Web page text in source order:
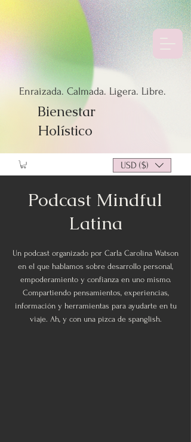
Enraizada. Calmada. Ligera. Libre.
Bienestar
Holístico
USD ($)
Podcast Mindful
Latina
Un podcast organizado por Carla Carolina Watson
en el que hablamos sobre desarrollo personal,
empoderamiento y confianza en uno mismo.
Compartiendo pensamientos, experiencias,
información y herramientas para ayudarte en tu
viaje. Ah, y con una pizca de spanglish.